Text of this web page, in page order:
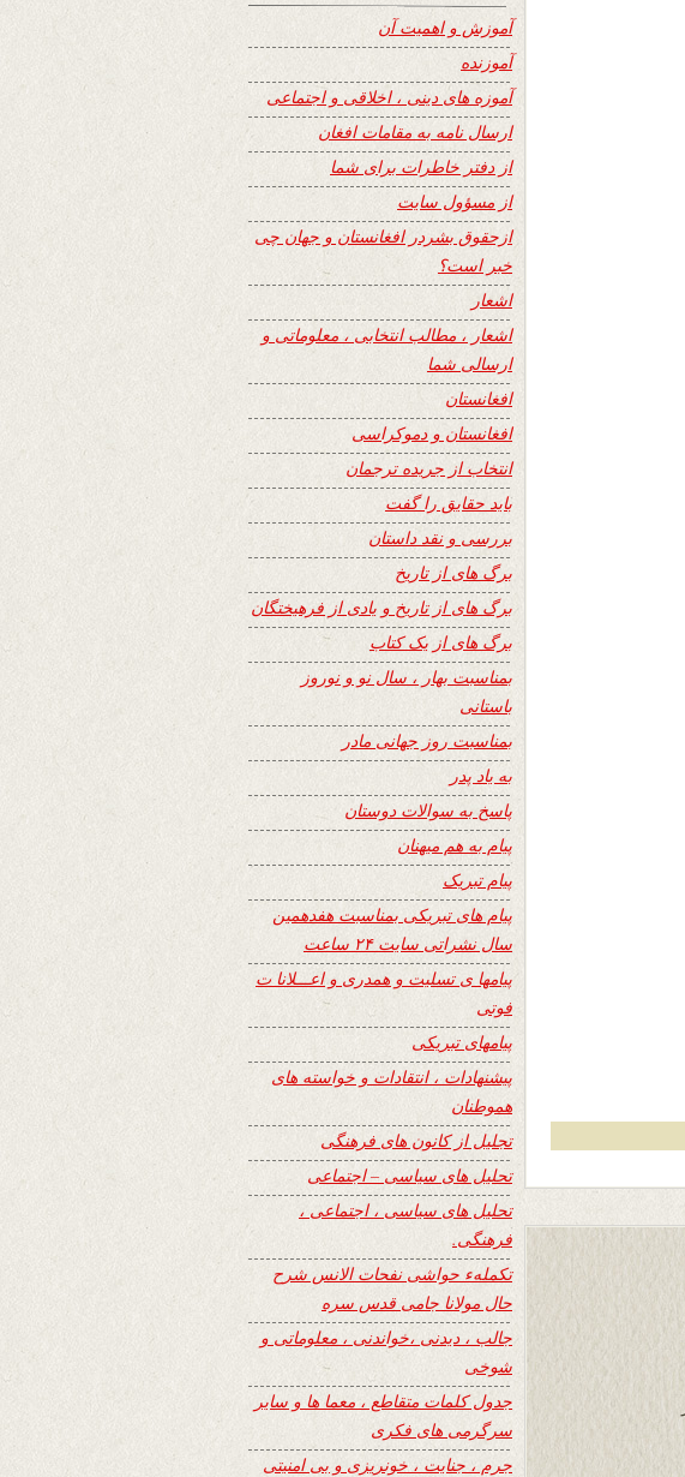
آموزش و اهمیت آن
آموزنده
آموزه های دینی ، اخلاقی و اجتماعی
ارسال نامه به مقامات افغان
از دفتر خاطرات برای شما
از مسؤول سایت
ازحقوق بشردر افغانستان و جهان چی
خبر است؟
اشعار
اشعار ، مطالب انتخابی ، معلوماتی و
ارسالی شما
افغانستان
افغانستان و دموکراسی
انتخاب از جریده ترجمان
باید حقایق را گفت
بررسی و نقد داستان
برگ های از تاریخ
برگ های از تاریخ و یادی از فرهیختگان
برگ های از یک کتاب
بمناسبت بهار ، سال نو و نوروز
باستانی
بمناسبت روز جهانی مادر
به یاد پدر
پاسخ به سوالات دوستان
پیام به هم میهنان
پیام تبریک
پیام های تبریکی بمناسبت هفدهمین
سال نشراتی سایت ۲۴ ساعت
پیامها ی تسلیت و همدری و اعـــلانا ت
فوتی
پیامهای تبریکی
پیشنهادات ، انتقادات و خواسته های
هموطنان
تجلیل از کانون های فرهنگی
تحلیل های سیاسی – اجتماعی
تحلیل های سیاسی ، اجتماعی ،
فرهنگی.
تکملهء حواشی نفحات الانس شرح
حال مولانا جامی قدس سره
جالب ، دیدنی ،خواندنی ، معلوماتی و
شوخی
جدول کلمات متقاطع ، معما ها و سایر
سرگرمی های فکری
جرم ، جنایت ، خونریزی و بی امنیتی